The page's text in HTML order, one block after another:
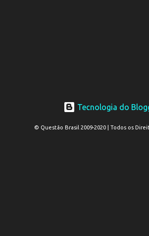
Tecnologia do
© Questão Brasil 2009-2020 | Todos os